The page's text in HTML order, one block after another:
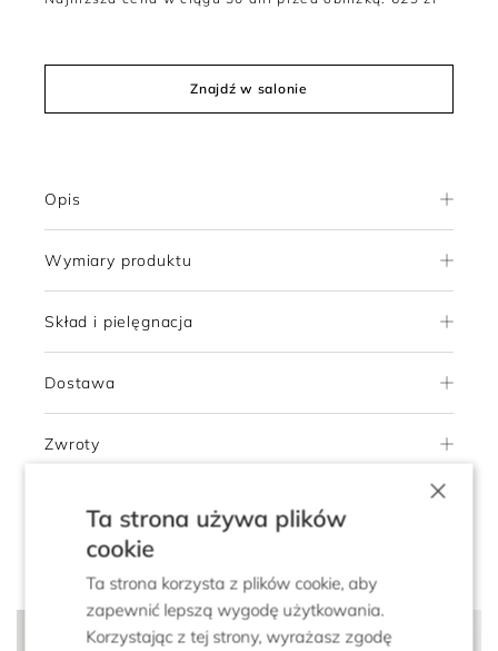
Znajdź w salonie
Opis
Wymiary produktu
Skład i pielęgnacja
Dostawa
Zwroty
5.0
×
Ta strona używa plików
cookie
Ta strona korzysta z plików cookie, aby
zapewnić lepszą wygodę użytkowania.
Korzystając z tej strony, wyrażasz zgodę